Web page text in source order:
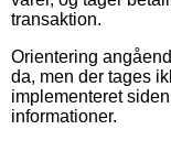
transaktion.
Orientering
da, men der tages
implementeret
informationer.